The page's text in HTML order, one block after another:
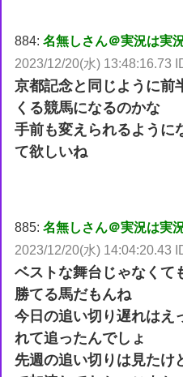
884:名無しさん＠実況は実
2023/12/20(水) 13:48:16.73
京都記念と同じように前
くる競馬になるのかな
手前も変えられるように
て欲しいね
885:名無しさん＠実況は実
2023/12/20(水) 14:04:20.43
ベストな舞台じゃなくて
勝てる馬だもんね
今日の追い切り遅れはえ
れて追ったんでしょ
先週の追い切りは見たけ